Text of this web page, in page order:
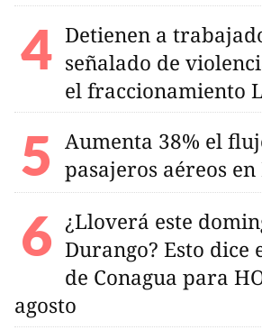
Detienen a
señalado de
el fraccionamiento
Aumenta 38% el
pasajeros aéreos
¿Lloverá este
Durango? Esto dice
de Conagua para
agosto